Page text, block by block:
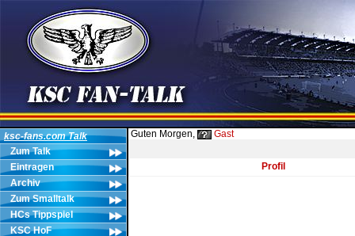
ksc-fans.com Talk
Zum Talk
Eintragen
Archiv
Zum Smalltalk
HCs Tippspiel
KSC HoF
Guten Morgen, Gast
Profil